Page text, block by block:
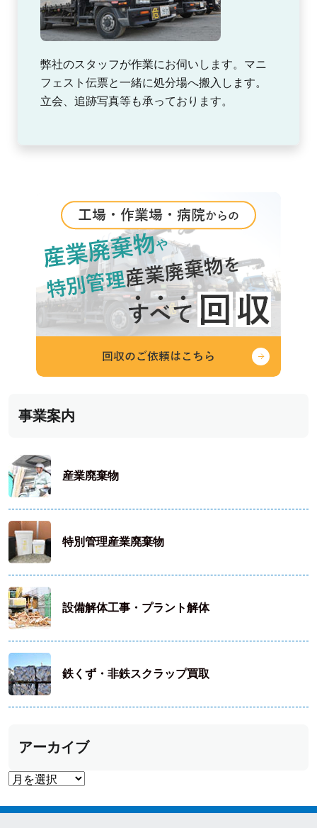
弊社のスタッフが作業にお伺いします。マニ
フェスト伝票と一緒に処分場へ搬入します。
立会、追跡写真等も承っております。
事業案内
産業廃棄物
特別管理産業廃棄物
設備解体工事・プラント解体
鉄くず・非鉄スクラップ買取
アーカイブ